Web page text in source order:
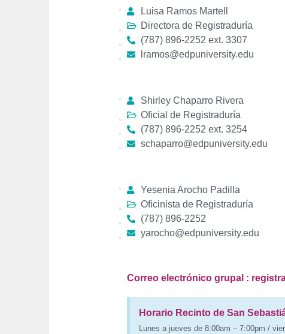
Luisa Ramos Martell
Directora de Registraduría
(787) 896-2252 ext. 3307
lramos@edpuniversity.edu
Shirley Chaparro Rivera
Oficial de Registraduría
(787) 896-2252 ext. 3254
schaparro@edpuniversity.edu
Yesenia Arocho Padilla
Oficinista de Registraduría
(787) 896-2252
yarocho@edpuniversity.edu
Correo electrónico grupal :
Horario Recinto de San
Lunes a jueves de 8:00am – 7:00pm /